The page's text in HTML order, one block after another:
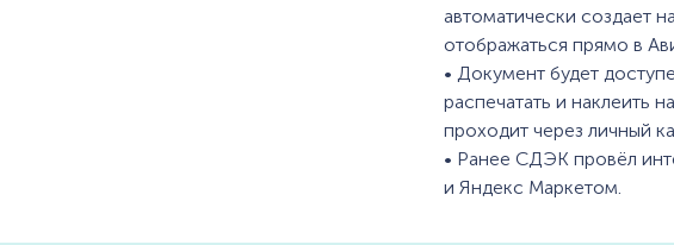
автоматически создает
отображаться прямо в
• Документ будет
распечатать и наклеить
проходит через личный
• Ранее СДЭК провёл
и Яндекс Маркетом.